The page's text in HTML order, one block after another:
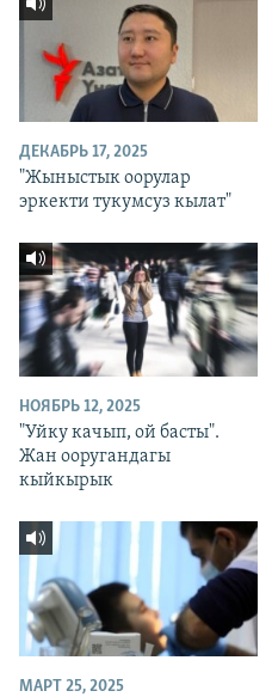
ДЕКАБРЬ 17, 2025
"Жыныстык оорулар
эркекти тукумсуз кылат"
НОЯБРЬ 12, 2025
"Уйку качып, ой басты".
Жан ооругандагы
кыйкырык
МАРТ 25, 2025